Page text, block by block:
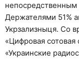
непосредственным
Держателями 51%
Укрзализныця. Со
«Цифровая
«Украинские